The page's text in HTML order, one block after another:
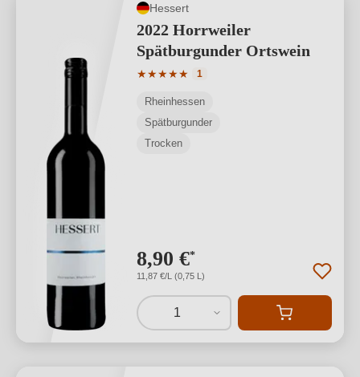
Hessert
2022 Horrweiler
Spätburgunder Ortswein
★★★★★
Durchschnittliche Bewertung von 5
1
Rheinhessen
Spätburgunder
Trocken
8,90 €*
11,87 €/L (0,75 L)
1